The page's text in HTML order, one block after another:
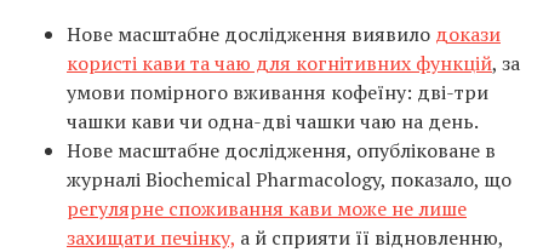
Нове масштабне дослідження виявило докази
користі кави та чаю для когнітивних функцій, за
умови помірного вживання кофеїну: дві-три
чашки кави чи одна-дві чашки чаю на день.
Нове масштабне дослідження, опубліковане в
журналі Biochemical Pharmacology, показало, що
регулярне споживання кави може не лише
захищати печінку, а й сприяти її відновленню,